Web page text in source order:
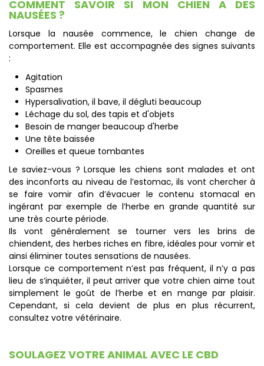
COMMENT SAVOIR SI MON CHIEN A DES
NAUSÉES ?
Lorsque la nausée commence, le chien change de
comportement. Elle est accompagnée des signes suivants
:
Agitation
Spasmes
Hypersalivation, il bave, il dégluti beaucoup
Léchage du sol, des tapis et d'objets
Besoin de manger beaucoup d'herbe
Une tête baissée
Oreilles et queue tombantes
Le saviez-vous ? Lorsque les chiens sont malades et ont
des inconforts au niveau de l’estomac, ils vont chercher à
se faire vomir afin d’évacuer le contenu stomacal en
ingérant par exemple de l’herbe en grande quantité sur
une très courte période.
Ils vont généralement se tourner vers les brins de
chiendent, des herbes riches en fibre, idéales pour vomir et
ainsi éliminer toutes sensations de nausées.
Lorsque ce comportement n’est pas fréquent, il n’y a pas
lieu de s’inquiéter, il peut arriver que votre chien aime tout
simplement le goût de l’herbe et en mange par plaisir.
Cependant, si cela devient de plus en plus récurrent,
consultez votre vétérinaire.
SOULAGEZ VOTRE ANIMAL AVEC LE CBD